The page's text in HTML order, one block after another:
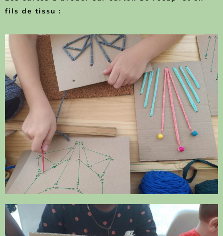
fils de tissu :